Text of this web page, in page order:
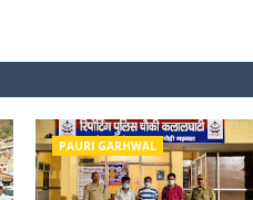
PAURI GARHWAL